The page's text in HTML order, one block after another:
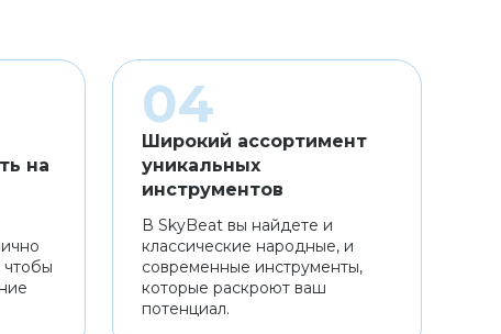
на
чтобы
Широкий ассортимент
уникальных
инструментов
В SkyBeat вы найдете и
классические народные, и
современные инструменты,
которые раскроют ваш
потенциал.